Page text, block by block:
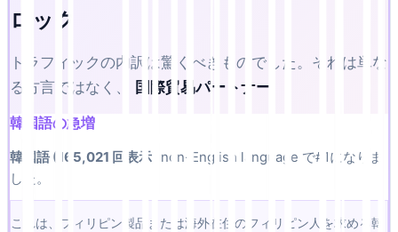
ロック
トラフィックの内訳は驚くべきものでした。それは単な
る方言ではなく、
国際貿易パートナー
韓国語の急増
韓国語 (165,021 回表示) non-English language で#1になりま
した。
これは、フィリピン製品または海外在住のフィリピン人を求める韓